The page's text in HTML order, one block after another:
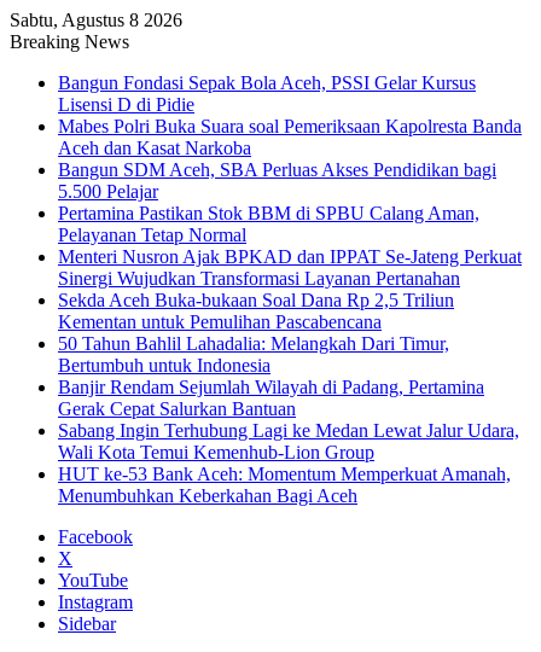
Sabtu, Agustus 8 2026
Breaking News
Bangun Fondasi Sepak Bola Aceh, PSSI Gelar Kursus
Lisensi D di Pidie
Mabes Polri Buka Suara soal Pemeriksaan Kapolresta Banda
Aceh dan Kasat Narkoba
Bangun SDM Aceh, SBA Perluas Akses Pendidikan bagi
5.500 Pelajar
Pertamina Pastikan Stok BBM di SPBU Calang Aman,
Pelayanan Tetap Normal
Menteri Nusron Ajak BPKAD dan IPPAT Se-Jateng Perkuat
Sinergi Wujudkan Transformasi Layanan Pertanahan
Sekda Aceh Buka-bukaan Soal Dana Rp 2,5 Triliun
Kementan untuk Pemulihan Pascabencana
50 Tahun Bahlil Lahadalia: Melangkah Dari Timur,
Bertumbuh untuk Indonesia
Banjir Rendam Sejumlah Wilayah di Padang, Pertamina
Gerak Cepat Salurkan Bantuan
Sabang Ingin Terhubung Lagi ke Medan Lewat Jalur Udara,
Wali Kota Temui Kemenhub-Lion Group
HUT ke-53 Bank Aceh: Momentum Memperkuat Amanah,
Menumbuhkan Keberkahan Bagi Aceh
Facebook
X
YouTube
Instagram
Sidebar